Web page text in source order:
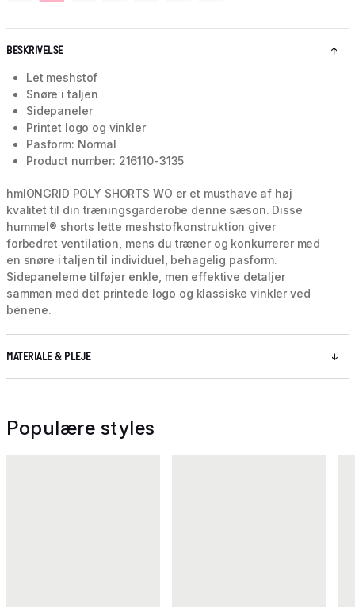
BESKRIVELSE
Let meshstof
Snøre i taljen
Sidepaneler
Printet logo og vinkler
Pasform: Normal
Product number: 216110-3135
hmlONGRID POLY SHORTS WO er et musthave af høj
kvalitet til din træningsgarderobe denne sæson. Disse
hummel® shorts lette meshstofkonstruktion giver
forbedret ventilation, mens du træner og konkurrerer med
en snøre i taljen til individuel, behagelig pasform.
Sidepanelerne tilføjer enkle, men effektive detaljer
sammen med det printede logo og klassiske vinkler ved
benene.
MATERIALE & PLEJE
Populære styles